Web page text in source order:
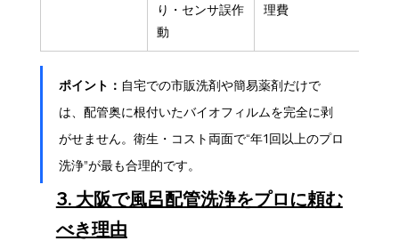
り・センサ誤作
動
理費
ポイント： 自宅での市販洗剤や簡易薬剤だけで
は、配管奥に根付いたバイオフィルムを完全に剥
がせません。衛生・コスト両面で“年1回以上のプロ
洗浄”が最も合理的です。
3. 大阪で風呂配管洗浄をプロに頼む
べき理由